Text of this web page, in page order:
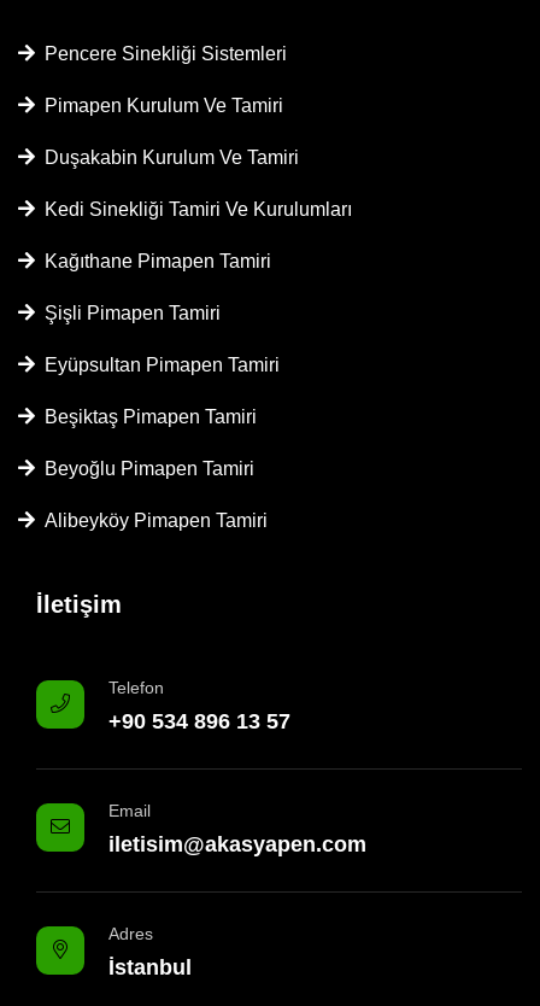
Pencere Sinekliği Sistemleri
Pimapen Kurulum Ve Tamiri
Duşakabin Kurulum Ve Tamiri
Kedi Sinekliği Tamiri Ve Kurulumları
Kağıthane Pimapen Tamiri
Şişli Pimapen Tamiri
Eyüpsultan Pimapen Tamiri
Beşiktaş Pimapen Tamiri
Beyoğlu Pimapen Tamiri
Alibeyköy Pimapen Tamiri
İletişim
Telefon
+90 534 896 13 57
Email
iletisim@akasyapen.com
Adres
İstanbul